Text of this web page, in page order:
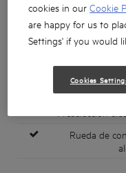
Gran
Rueda de
cookies in ourCookie
are happy for us to
Settings' if you would
Cookies